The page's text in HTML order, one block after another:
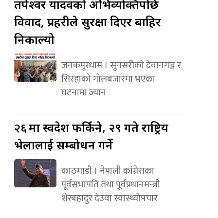
तपेश्वर यादवको अभिव्यक्तिपछि
विवाद, प्रहरीले सुरक्षा दिएर बाहिर
निकाल्यो
जनकपुरधाम । सुनसरीको देवानगञ्ज र
सिरहाको गोलबजारमा भएका
घटनामा ज्यान
२६मा स्वदेश फर्किने, २९ गते राष्ट्रिय
भेलालाई सम्बोधन गर्ने
काठमाडौं । नेपाली कांग्रेसका
पूर्वसभापति तथा पूर्वप्रधानमन्त्री
शेरबहादुर देउवा स्वास्थ्योपचार